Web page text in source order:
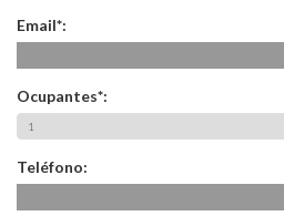
Email*:
Ocupantes*:
Teléfono: